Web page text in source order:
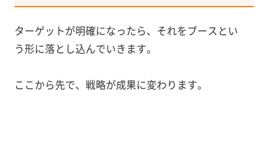
ターゲットが明確になったら、それをブースとい
う形に落とし込んでいきます。
ここから先で、戦略が成果に変わります。